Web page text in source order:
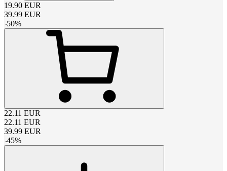
19.90 EUR
39.99 EUR
-50%
22.11 EUR
22.11 EUR
39.99 EUR
-45%